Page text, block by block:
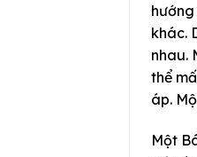
khác.
nhau.
thể
áp.
Một